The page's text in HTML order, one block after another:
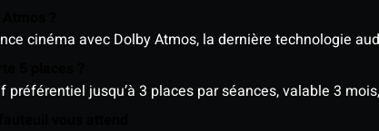
cinéma avec Dolby Atmos, la dernière technologie
préférentiel jusqu’à 3 places par séances, valable 3